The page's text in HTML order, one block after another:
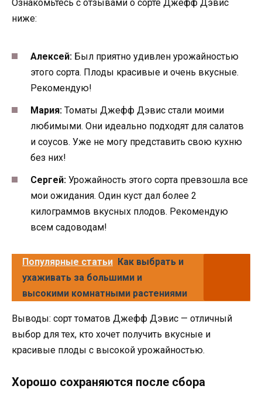
Ознакомьтесь с отзывами о сорте Джефф Дэвис
ниже:
Алексей: Был приятно удивлен урожайностью
этого сорта. Плоды красивые и очень вкусные.
Рекомендую!
Мария: Томаты Джефф Дэвис стали моими
любимыми. Они идеально подходят для салатов
и соусов. Уже не могу представить свою кухню
без них!
Сергей: Урожайность этого сорта превзошла все
мои ожидания. Один куст дал более 2
килограммов вкусных плодов. Рекомендую
всем садоводам!
Популярные статьи Как выбрать и
ухаживать за большими и
высокими комнатными растениями
Выводы: сорт томатов Джефф Дэвис — отличный
выбор для тех, кто хочет получить вкусные и
красивые плоды с высокой урожайностью.
Хорошо сохраняются после сбора